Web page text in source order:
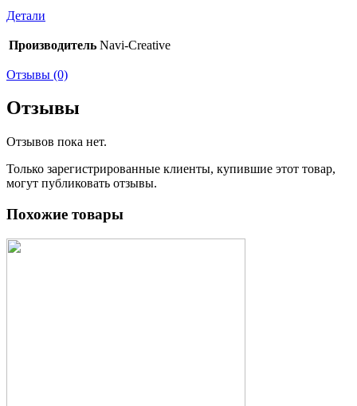
Детали
Производитель Navi-Creative
Отзывы (0)
Отзывы
Отзывов пока нет.
Только зарегистрированные клиенты, купившие этот товар,
могут публиковать отзывы.
Похожие товары